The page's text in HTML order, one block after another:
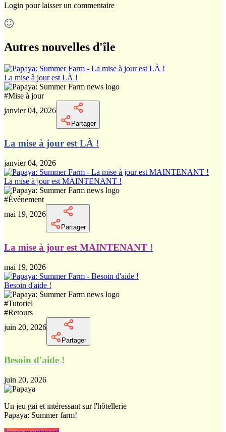
Login pour laisser un commentaire
Autres nouvelles d'île
La mise à jour est LÀ !
#Mise à jour
janvier 04, 2026
Partager
La mise à jour est LÀ !
janvier 04, 2026
La mise à jour est MAINTENANT !
#Événement
mai 19, 2026
Partager
La mise à jour est MAINTENANT !
mai 19, 2026
Besoin d'aide !
#Tutoriel
#Retours
juin 20, 2026
Partager
Besoin d'aide !
juin 20, 2026
Un jeu gai et intéressant sur l'hôtellerie
Papaya: Summer farm!